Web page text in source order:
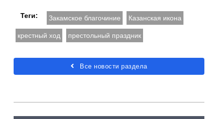
Теги: Закамское благочиние Казанская икона
крестный ход престольный праздник
Все новости раздела